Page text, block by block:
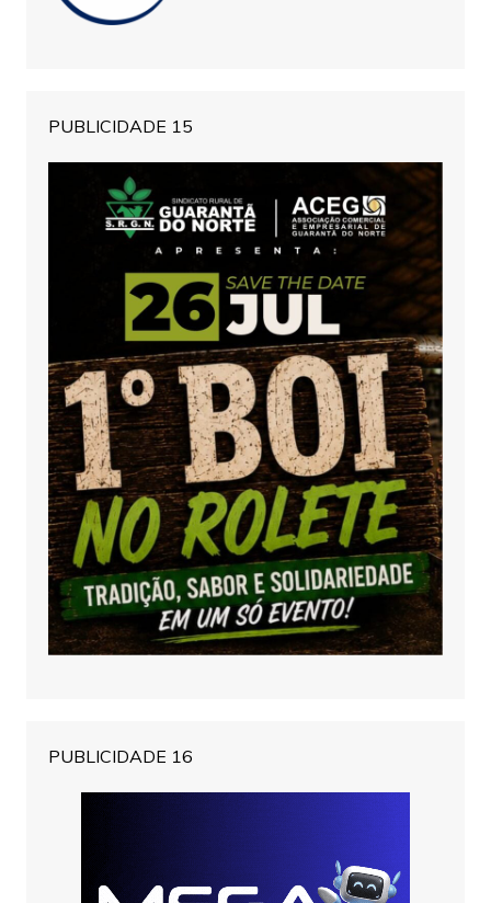
PUBLICIDADE 15
PUBLICIDADE 16